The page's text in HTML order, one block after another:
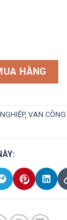
REN ARITA số
HÀNG
, VAN